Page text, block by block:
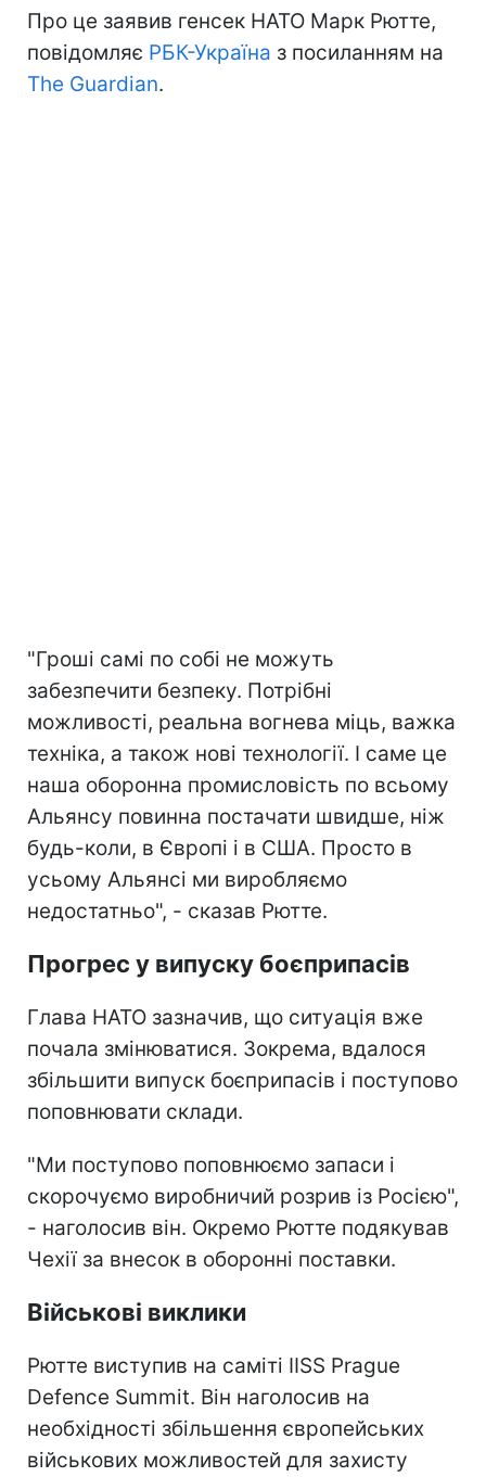
Про це заявив генсек НАТО Марк Рютте,
повідомляє РБК-Україна з посиланням на
The Guardian.
"Гроші самі по собі не можуть
забезпечити безпеку. Потрібні
можливості, реальна вогнева міць, важка
техніка, а також нові технології. І саме це
наша оборонна промисловість по всьому
Альянсу повинна постачати швидше, ніж
будь-коли, в Європі і в США. Просто в
усьому Альянсі ми виробляємо
недостатньо", - сказав Рютте.
Прогрес у випуску боєприпасів
Глава НАТО зазначив, що ситуація вже
почала змінюватися. Зокрема, вдалося
збільшити випуск боєприпасів і поступово
поповнювати склади.
"Ми поступово поповнюємо запаси і
скорочуємо виробничий розрив із Росією",
- наголосив він. Окремо Рютте подякував
Чехії за внесок в оборонні поставки.
Військові виклики
Рютте виступив на саміті IISS Prague
Defence Summit. Він наголосив на
необхідності збільшення європейських
військових можливостей для захисту